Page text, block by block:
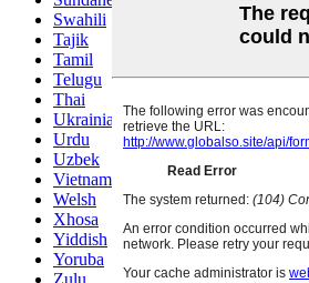
Swahili
Tajik
Tamil
Telugu
Thai
Ukrainian
Urdu
Uzbek
Vietnamese
Welsh
Xhosa
Yiddish
Yoruba
Zulu